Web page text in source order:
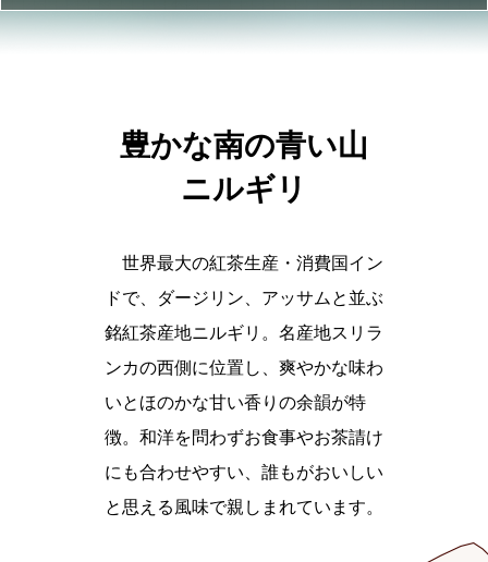
豊かな南の青い山
ニルギリ
世界最大の紅茶生産・消費国イン
ドで、ダージリン、アッサムと並ぶ
銘紅茶産地ニルギリ。名産地スリラ
ンカの西側に位置し、爽やかな味わ
いとほのかな甘い香りの余韻が特
徴。和洋を問わずお食事やお茶請け
にも合わせやすい、誰もがおいしい
と思える風味で親しまれています。